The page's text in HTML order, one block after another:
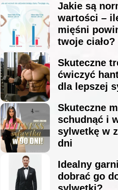
Jakie są
wartości –
mięśni
twoje ciało?
Skuteczne
ćwiczyć
dla lepszej
Skuteczne
schudnąć i
sylwetkę w
dni
Idealny
dobrać go